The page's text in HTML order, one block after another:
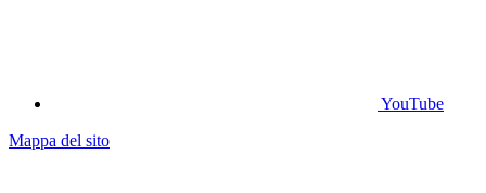
YouTube
Mappa del sito